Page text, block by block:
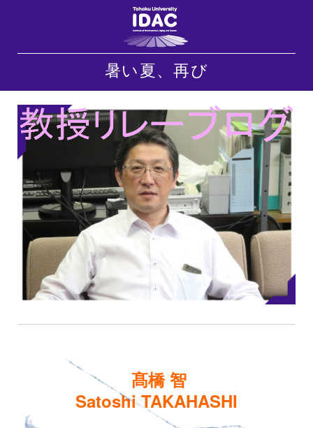
暑い夏、再び
髙橋 智
Satoshi TAKAHASHI